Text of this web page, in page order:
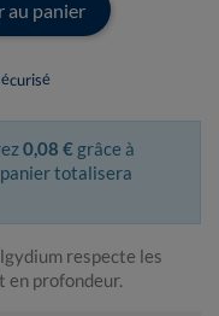
au panier
0,08 € grâce à
totalisera
respecte les
en profondeur.